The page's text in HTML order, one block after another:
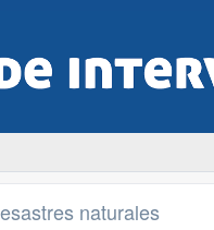
naturales